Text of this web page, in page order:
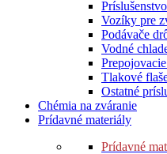
Vozíky pre
Podávače
Vodné
Tlakové
Ostatné
Chémia na zváranie
Prídavné materiály
Prídavné